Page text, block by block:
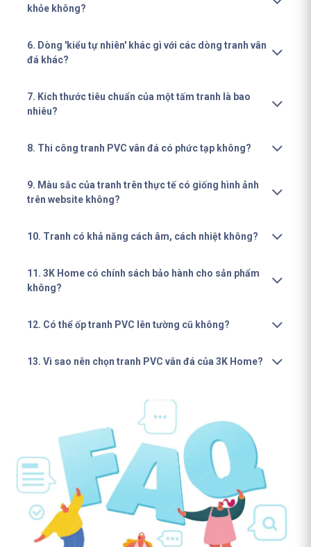
khỏe không?
6. Dòng 'kiểu tự nhiên' khác gì với các dòng tranh vân
đá khác?
7. Kích thước tiêu chuẩn của một tấm tranh là bao
nhiêu?
8. Thi công tranh PVC vân đá có phức tạp không?
9. Màu sắc của tranh trên thực tế có giống hình ảnh
trên website không?
10. Tranh có khả năng cách âm, cách nhiệt không?
11. 3K Home có chính sách bảo hành cho sản phẩm
không?
12. Có thể ốp tranh PVC lên tường cũ không?
13. Vì sao nên chọn tranh PVC vân đá của 3K Home?